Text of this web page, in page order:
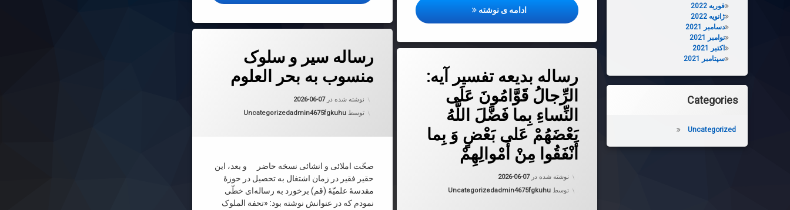
ادامه ی نوشته رساله نکاحیه
رساله سیر و سلوک
منسوب به بحر العلوم
نوشته شده در2026-06-07
توسط admin4675fgkuhuدسته بندی ها:
Uncategorized
صحّت املائی و انشائی نسخه حاضر و بعد، این
حقیر فقیر در زمان اشتغال به تحصیل در حوزۀ
مقدسۀ علمیّۀ (قم) برخورد به رساله‌اى خطّى
نمودم که در عنوانش نوشته بود: «تحفة الملوک
رساله بدیعه تفسیر آیه:
الرِّجالُ قَوَّامُونَ عَلَى
النِّساءِ بِما فَضَّلَ اللَّهُ
بَعْضَهُمْ عَلى‌ بَعْضٍ وَ بِما
أَنْفَقُوا مِنْ أَمْوالِهِمْ‌
نوشته شده در2026-06-07
توسط admin4675fgkuhuدسته بندی ها:
Uncategorized
دربارهٔ رساله بدیعه تفسیر آیه: الرِّجالُ قَوَّامُونَ عَلَى النِّساءِ بِما فَضَّلَ اللَّهُ بَعْضَهُمْ عَلى‌ بَعْضٍ وَ بِما أَنْفَقُوا مِنْ أَمْوالِهِمْ‌
فوریه 2022
ژانویه 2022
دسامبر 2021
نوامبر 2021
اکتبر 2021
سپتامبر 2021
Categories
Uncategorized